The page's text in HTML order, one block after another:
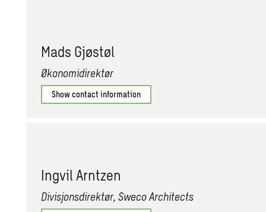
Mads Gjøstøl
Økonomidirektør
Show contact information
Ingvil Arntzen
Divisjonsdirektør, Sweco Architects